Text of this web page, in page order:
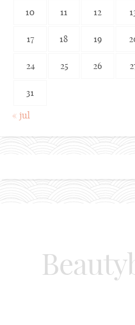
10 11 12
17 18 19
24 25 26
31
« jul